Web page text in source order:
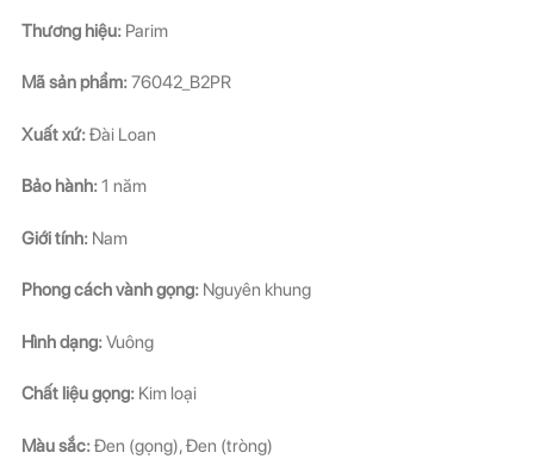
Thương hiệu: Parim
Mã sản phẩm:76042_B2PR
Xuất xứ:Đài Loan
Bảo hành:1 năm
Giới tính: Nam
Phong cách vành gọng: Nguyên khung
Hình dạng:Vuông
Chất liệu gọng: Kim loại
Màu sắc:Đen (gọng), Đen (tròng)